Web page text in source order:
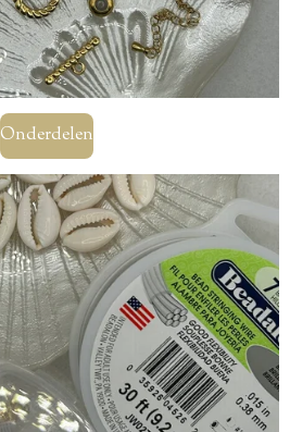
Onderdelen